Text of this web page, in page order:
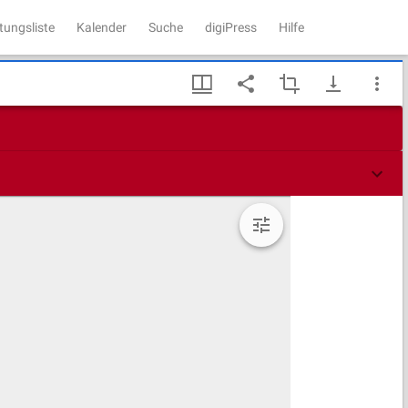
Kalender Suche digiPress Hilfe